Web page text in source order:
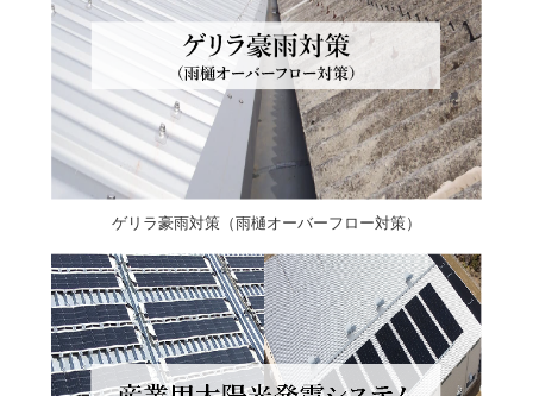
ゲリラ豪雨対策（雨樋オーバーフロー対策）